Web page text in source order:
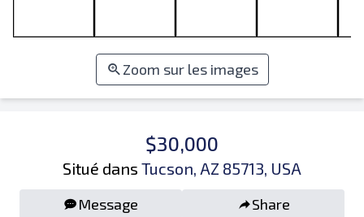
Zoom sur les images
$30,000
Situé dans Tucson, AZ 85713, USA
Message Share